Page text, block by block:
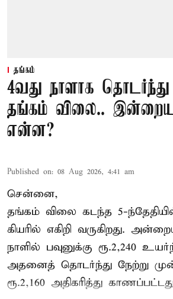
தங்கம்
4வது நாளாக
தங்கம் விலை.. இன்றைய
என்ன?
Published on: 08 Aug 2026, 4:41 am
சென்னை,
தங்கம் விலை கடந்த 5-
கியரில் எகிறி வருகிறது.
நாளில் பவுனுக்கு ரூ.2,240
அதனைத் தொடர்ந்து நேற்று
ரூ.2,160 அதிகரித்து